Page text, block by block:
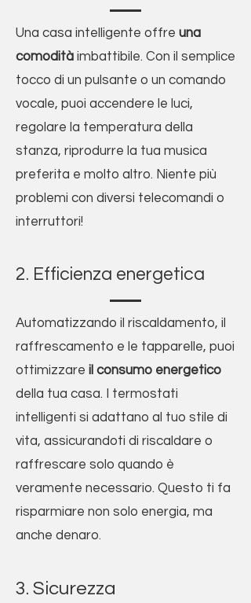
Una casa intelligente offre una
comodità imbattibile. Con il semplice
tocco di un pulsante o un comando
vocale, puoi accendere le luci,
regolare la temperatura della
stanza, riprodurre la tua musica
preferita e molto altro. Niente più
problemi con diversi telecomandi o
interruttori!
2. Efficienza energetica
Automatizzando il riscaldamento, il
raffrescamento e le tapparelle, puoi
ottimizzare il consumo energetico
della tua casa. I termostati
intelligenti si adattano al tuo stile di
vita, assicurandoti di riscaldare o
raffrescare solo quando è
veramente necessario. Questo ti fa
risparmiare non solo energia, ma
anche denaro.
3. Sicurezza